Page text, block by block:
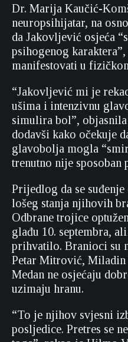
Dr. Marija Kaučić-
neuropsihijatar, na
da Jakovljević osjeća
psihogenog
manifestovati u
“Jakovljević mi je
ušima i intenzivnu
simulira bol”,
dodavši kako očekuje
glavobolja mogla
trenutno nije sposoban
Prijedlog da se
lošeg stanja njihovih
Odbrane trojice
glađu 10. septembra,
prihvatilo. Branioci su
Petar Mitrović,
Medan ne osjećaju
uzimaju hranu.
“To je njihov svjesni
posljedice. Pretres se